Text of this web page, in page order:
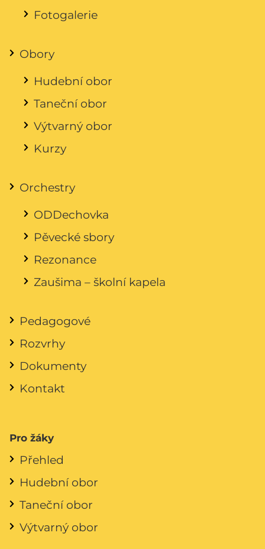
Fotogalerie
Obory
Hudební obor
Taneční obor
Výtvarný obor
Kurzy
Orchestry
ODDechovka
Pěvecké sbory
Rezonance
Zaušima – školní kapela
Pedagogové
Rozvrhy
Dokumenty
Kontakt
Pro žáky
Přehled
Hudební obor
Taneční obor
Výtvarný obor